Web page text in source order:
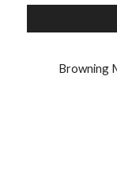
Browning